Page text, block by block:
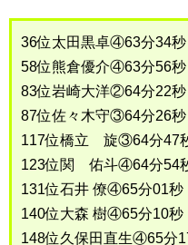
36位太田黒卓④63分34秒
58位熊倉優介④63分56秒
83位岩崎大洋②64分22秒
87位佐々木守③64分26秒
117位橋立 旋③64分47
123位関 佑斗④64分54
131位石井 僚④65分01秒
140位大森 樹④65分10秒
148位久保田直生④65分